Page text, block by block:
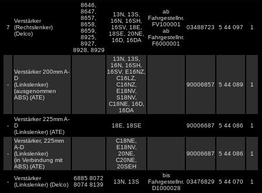
7
Verstärker
(Rechtslenker)
(Delco)
8646,
8647,
8657,
8658,
8659,
8925,
8927,
8928, 8929
13N, 13S,
16N, 16SH,
16SV, 18E,
18SE, 20NE,
16D, 16DA
ab
Fahrgestellnr.
FV100001
ab
Fahrgestellnr.
F6000001
03488723 5 44 097 1
-
Verstärker 200mm A-
D
(Linkslenker)
(ausgenommen
ABS) (ATE)
13N, 13S,
16N, 16SH,
16SV, E16NZ,
C16LZ,
C16NZ,
E18NV,
S18NV,
C18NE, 16D,
16DA
90006857 5 44 089 1
-
Verstärker 225mm A-
D
(Linkslenker) (ATE)
18E, 18SE 90006687 5 44 086 1
-
Verstärker, 225mm
A-D
(Linkslenker)
(in Verbindung mit
ABS) (ATE)
C18NE,
E18NV,
20NE,
C20NE,
20SEH
90006687 5 44 086 1
-
Verstärker
(Linkslenker) (Delco)
6885 8072
8074 8139
13N, 13S
bis
Fahrgestellnr.
D1000028
03476829 5 44 070 1